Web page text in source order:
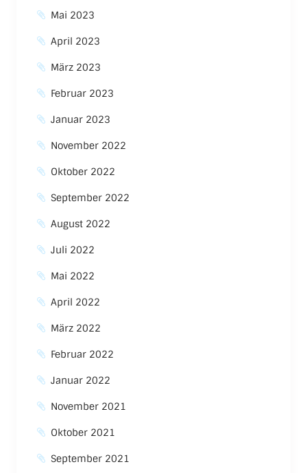
Mai 2023
April 2023
März 2023
Februar 2023
Januar 2023
November 2022
Oktober 2022
September 2022
August 2022
Juli 2022
Mai 2022
April 2022
März 2022
Februar 2022
Januar 2022
November 2021
Oktober 2021
September 2021